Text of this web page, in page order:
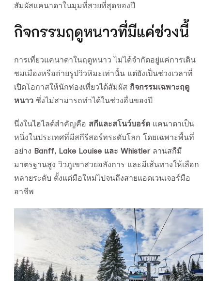
สัมผัสแคนาดาในมุมที่สวยที่สุดของปี
กิจกรรมฤดูหนาวที่มีแค่ช่วงนี้
การเที่ยวแคนาดาในฤดูหนาว ไม่ได้จำกัดอยู่แค่การเดิน
ชมเมืองหรือถ่ายรูปวิวหิมะเท่านั้น แต่ยังเป็นช่วงเวลาที่
เปิดโอกาสให้นักท่องเที่ยวได้สัมผัส กิจกรรมเฉพาะฤดู
หนาว ซึ่งไม่สามารถทำได้ในช่วงอื่นของปี
นึ่งในไฮไลต์สำคัญคือ สกีและสโนว์บอร์ด แคนาดาเป็น
หนึ่งในประเทศที่มีสกีรีสอร์ทระดับโลก โดยเฉพาะพื้นที่
อย่าง Banff, Lake Louise และ Whistler ลานสกีมี
มาตรฐานสูง วิวภูเขาสวยอลังการ และมีเส้นทางให้เลือก
หลายระดับ ตั้งแต่มือใหม่ไปจนถึงสายแอดเวนเจอร์มือ
อาชีพ